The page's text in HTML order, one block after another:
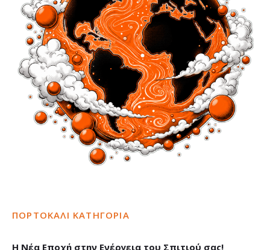
ΠΟΡΤΟΚΑΛΙ ΚΑΤΗΓΟΡΙΑ
Η Νέα Εποχή στην Ενέργεια του Σπιτιού σας!